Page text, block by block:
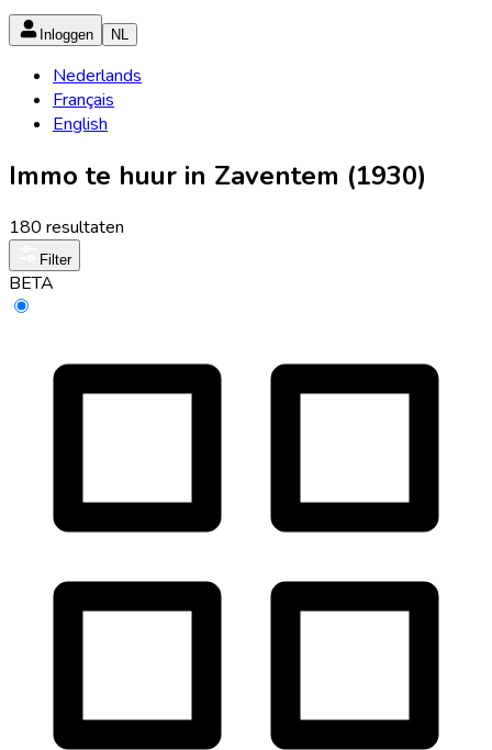
Inloggen NL
Nederlands
Français
English
Immo te huur in Zaventem (1930)
180 resultaten
Filter
BETA